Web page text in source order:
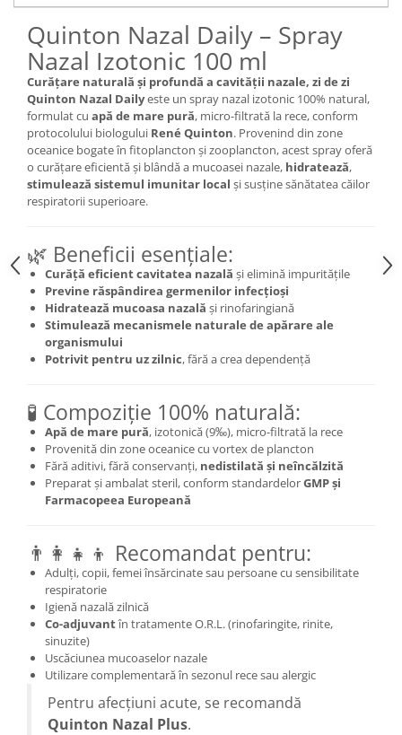
Mary & May
COSRX
BIODANCE
OOTD
Cettua
Haruharu Wonder
Medicube
ARIUL
Dr. Althea
Seleniu
Seminte de in
Silimarina
Spirulina
Ulei de cocos
Ulei de peste
Ulei MCT
Vitamina B
Vitamina C
Vitamina D
Vitamina E
Vitamina K
Cătină
Chlorella
Colina
Electroliti
Cacao
Quinton Nazal Daily – Spray
Nazal Izotonic 100 ml
Curățare naturală și profundă a cavității nazale, zi de zi
Quinton Nazal Dailyeste un spray nazal izotonic 100% natural,
formulat cu apă de mare pură, micro-filtrată la rece, conform
protocolului biologului René Quinton. Provenind din zone
oceanice bogate în fitoplancton și zooplancton, acest spray oferă
o curățare eficientă și blândă a mucoasei nazale, hidratează,
stimulează sistemul imunitar local și susține sănătatea căilor
respiratorii superioare.
🌿 Beneficii esențiale:
Curăță eficient cavitatea nazală și elimină impuritățile
Previne răspândirea germenilor infecțioși
Hidratează mucoasa nazală și rinofaringiană
Stimulează mecanismele naturale de apărare ale
organismului
Potrivit pentru uz zilnic, fără a crea dependență
🧪 Compoziție 100% naturală:
Apă de mare pură, izotonică (9‰), micro-filtrată la rece
Provenită din zone oceanice cu vortex de plancton
Fără aditivi, fără conservanți, nedistilată și neîncălzită
Preparat și ambalat steril, conform standardelorGMP și
Farmacopeea Europeană
👨‍👩‍👧‍👦 Recomandat pentru:
Adulți, copii, femei însărcinate sau persoane cu sensibilitate
respiratorie
Igienă nazală zilnică
Co-adjuvantîn tratamente O.R.L. (rinofaringite, rinite,
sinuzite)
Uscăciunea mucoaselor nazale
Utilizare complementară în sezonul rece sau alergic
Pentru afecțiuni acute, se recomandă
Quinton Nazal Plus.